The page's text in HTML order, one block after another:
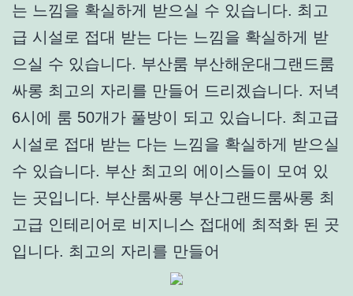
는 느낌을 확실하게 받으실 수 있습니다. 최고
급 시설로 접대 받는 다는 느낌을 확실하게 받
으실 수 있습니다. 부산룸 부산해운대그랜드룸
싸롱 최고의 자리를 만들어 드리겠습니다. 저녁
6시에 룸 50개가 풀방이 되고 있습니다. 최고급
시설로 접대 받는 다는 느낌을 확실하게 받으실
수 있습니다. 부산 최고의 에이스들이 모여 있
는 곳입니다. 부산룸싸롱 부산그랜드룸싸롱 최
고급 인테리어로 비지니스 접대에 최적화 된 곳
입니다. 최고의 자리를 만들어